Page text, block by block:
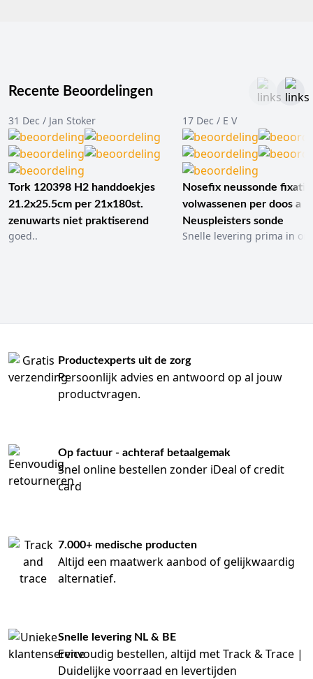
Recente Beoordelingen
31 Dec / Jan Stoker
Tork 120398 H2 handdoekjes
21.2x25.5cm per 21x180st.
zenuwarts niet praktiserend
goed..
17 Dec / E V
Nosefix neussonde
volwassenen per doos a
Neuspleisters sonde
Snelle levering prima in
Productexperts uit de zorg
Persoonlijk advies en antwoord op al jouw
productvragen.
Op factuur - achteraf betaalgemak
Snel online bestellen zonder iDeal of credit
card
7.000+ medische producten
Altijd een maatwerk aanbod of gelijkwaardig
alternatief.
Snelle levering NL & BE
Eenvoudig bestellen, altijd met Track & Trace |
Duidelijke voorraad en levertijden